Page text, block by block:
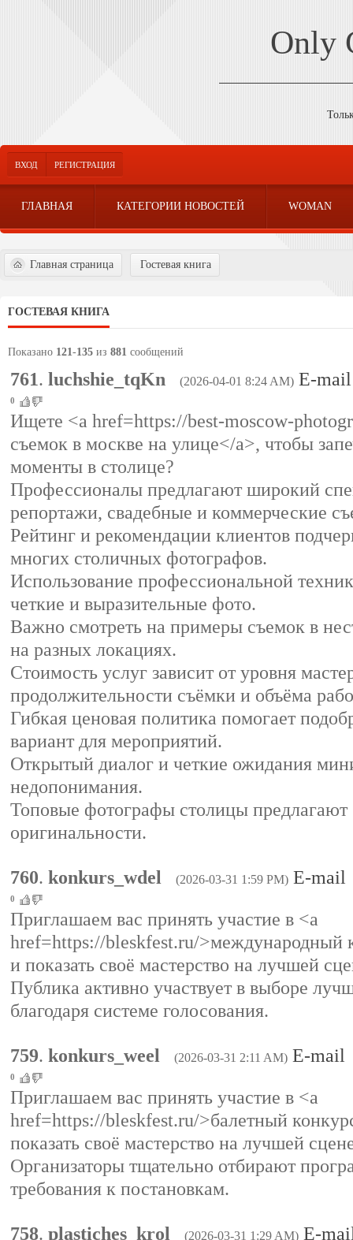
Only
ВХОД РЕГИСТРАЦИЯ
ГЛАВНАЯ КАТЕГОРИИ НОВОСТЕЙ WOMAN
Главная страница Гостевая книга
ГОСТЕВАЯ КНИГА
Показано 121-135 из 881 сообщений
761. luchshie_tqKn (2026-04-01 8:24 AM) E-mail
0
Ищете <a href=https://best-moscow-
съемок в москве на улице</a>, чтобы
моменты в столице?
Профессионалы предлагают широкий
репортажи, свадебные и коммерческие
Рейтинг и рекомендации клиентов
многих столичных фотографов.
Использование профессиональной
четкие и выразительные фото.
Важно смотреть на примеры съемок в
на разных локациях.
Стоимость услуг зависит от уровня
продолжительности съёмки и объёма
Гибкая ценовая политика помогает
вариант для мероприятий.
Открытый диалог и четкие ожидания
недопонимания.
Топовые фотографы столицы предлагают
оригинальности.
760. konkurs_wdel (2026-03-31 1:59 PM) E-mail
0
Приглашаем вас принять участие в <a
href=https://bleskfest.ru/>международный
и показать своё мастерство на лучшей
Публика активно участвует в выборе
благодаря системе голосования.
759. konkurs_weel (2026-03-31 2:11 AM) E-mail
0
Приглашаем вас принять участие в <a
href=https://bleskfest.ru/>балетный
показать своё мастерство на лучшей
Организаторы тщательно отбирают
требования к постановкам.
758. plastiches_krol (2026-03-31 1:29 AM) E-